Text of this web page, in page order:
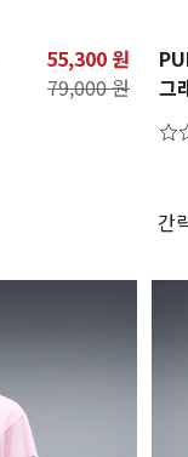
55,300 원
79,000 원
그
간